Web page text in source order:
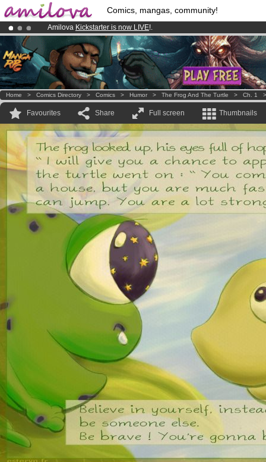
Comics, mangas, community!
Amilova Kickstarter is now LIVE!.
Already 100000membersand 1000comics & mangas!.
Premium membership from3.95 euros per month !Get membership
Home > Comics Directory > Comics > Humor > The Frog And The Turtle > Ch. 1
Favourites Share Full screen Thumbnails